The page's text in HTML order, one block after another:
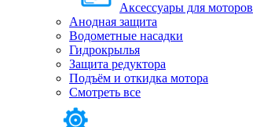
Аксессуары для моторов
Анодная защита
Водометные насадки
Гидрокрылья
Защита редуктора
Подъём и откидка мотора
Смотреть все